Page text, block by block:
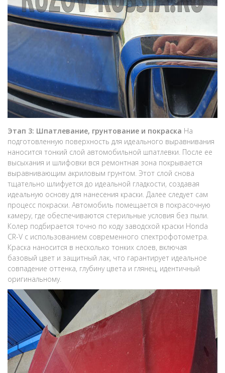
Этап 3: Шпатлевание, грунтование и покраска На
подготовленную поверхность для идеального выравнивания
наносится тонкий слой автомобильной шпатлевки. После ее
высыхания и шлифовки вся ремонтная зона покрывается
выравнивающим акриловым грунтом. Этот слой снова
тщательно шлифуется до идеальной гладкости, создавая
идеальную основу для нанесения краски. Далее следует сам
процесс покраски. Автомобиль помещается в покрасочную
камеру, где обеспечиваются стерильные условия без пыли.
Колер подбирается точно по коду заводской краски Honda
CR-V с использованием современного спектрофотометра.
Краска наносится в несколько тонких слоев, включая
базовый цвет и защитный лак, что гарантирует идеальное
совпадение оттенка, глубину цвета и глянец, идентичный
оригинальному.